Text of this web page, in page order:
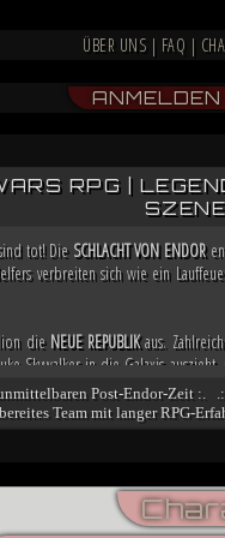
ÜBER UNS | FAQ |
ANMELDEN
RPG |
tot! Die SCHLACHT VON ENDOR
verbreiten sich wie ein
die NEUE REPUBLIKaus.
Skywalker in die Galaxis
bereits weitere Allianzen, damit
nicht besiegt. Nachdem sich
und mithilfe kluger
Post-Endor-Zeit :.
Team mit langer RPG-